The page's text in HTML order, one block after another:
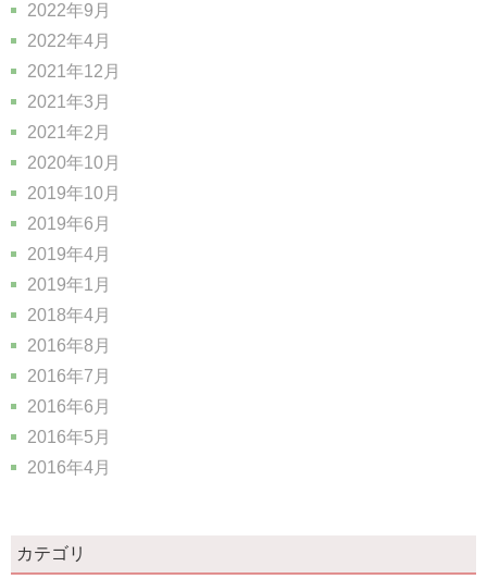
2022年9月
2022年4月
2021年12月
2021年3月
2021年2月
2020年10月
2019年10月
2019年6月
2019年4月
2019年1月
2018年4月
2016年8月
2016年7月
2016年6月
2016年5月
2016年4月
カテゴリ